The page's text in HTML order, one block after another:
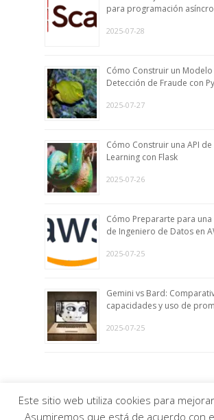
para programación
2025-07-28
Cómo Construir un
Detección de Fraude con
2025-07-27
Cómo Construir una API de
Learning con Flask
2025-07-26
Cómo Prepararte para una
de Ingeniero de Datos en
2025-07-25
Gemini vs Bard:
capacidades y uso de
2025-07-25
© EL MUNDO DE LOS DATOS · Todos los
Este sitio web utiliza cookies para
Asumiremos que está de acuerdo con